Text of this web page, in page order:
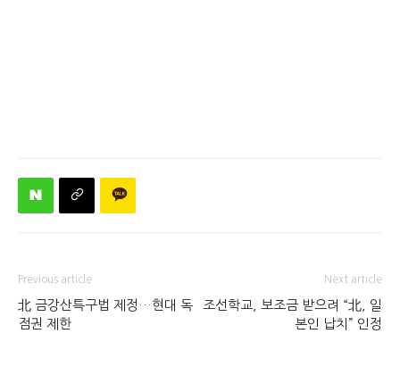
Previous article
北 금강산특구법 제정…현대 독
점권 제한
Next article
조선학교, 보조금 받으려 “北, 일
본인 납치” 인정